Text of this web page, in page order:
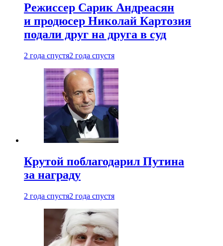
Режиссер Сарик Андреасян
и продюсер Николай Картозия
подали друг на друга в суд
2 года спустя2 года спустя
Крутой поблагодарил Путина
за награду
2 года спустя2 года спустя